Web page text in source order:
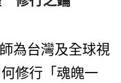
為台灣及全球視
修行「魂魄一